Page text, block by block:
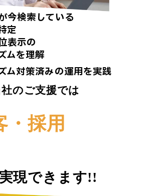
今検索している
定
表示の
ムを理解
ム対策済みの運用を実践
のご支援では
・採用
現できます!!